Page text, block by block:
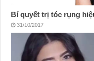
Bí quyết trị tóc rụng
31/10/2017